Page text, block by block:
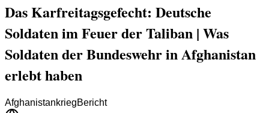
Das Karfreitagsgefecht: Deutsche
Soldaten im Feuer der Taliban | Was
Soldaten der Bundeswehr in Afghanistan
erlebt haben
AfghanistankriegBericht